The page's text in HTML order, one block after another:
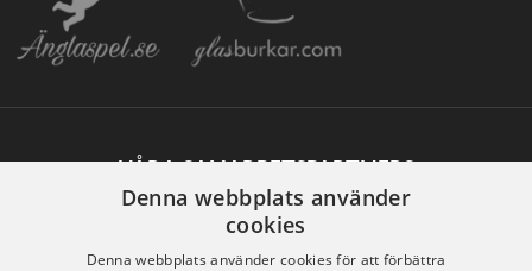
VÅRA SAMARBETSPARTNERS
Denna webbplats använder
cookies
Denna webbplats använder cookies för att förbättra